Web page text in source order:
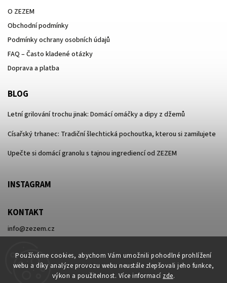
Používáme cookies, abychom Vám umožnili pohodlné prohlížení
webu a díky analýze provozu webu neustále zlepšovali jeho funkce,
výkon a použitelnost. Více informací zde.
O ZEZEM
Obchodní podmínky
Podmínky ochrany osobních údajů
FAQ – Často kladené otázky
Doprava a platba
BLOG
Letní grilování trochu jinak: Domácí omáčky a dipy z džemů
Císařský trhanec: Tradiční šlechtická pochoutka, kterou si zamilujete
Upečte si domácí granolu s tajnou ingrediencí od ZEZEM
INSTAGRAM
KONTAKT
info@zezem.cz